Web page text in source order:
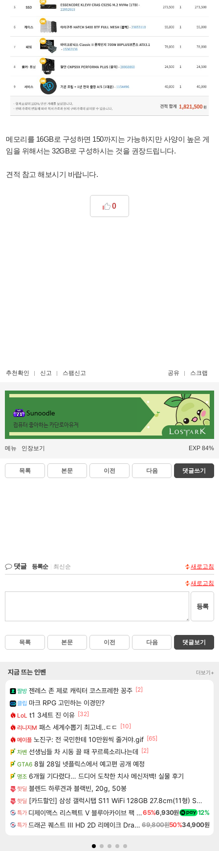
메모리를 16GB로 구성하면 150까지는 가능하지만 사양이 높은 게
임을 위해서는 32GB로 구성하시는 것을 권장드립니다.
견적 참고 해보시기 바랍니다.
0
추천확인 신고 스팸신고 공유 스크랩
Sunoodle
컴퓨터 좋아하는 카단로아유저
메뉴 인장보기 EXP 84%
목록 본문 이전 다음 댓글쓰기
댓글 등록순 최신순 새로고침
새로고침
등록
목록 본문 이전 다음 댓글보기
지금 뜨는 인벤 더보기+
짤방 젠레스 존 제로 캐릭터 코스프레한 꽁주 [2]
클립 마크 RPG 고민하는 이경민?
LoL t1 3세트 진 이유 [32]
리니지M 패스 세계수뽑기 최고네..ㄷㄷ
[10]
메이플 노진구: 전 국민한테 10만원씩 줄거야.gif [65]
차벤 선생님들 차 시동 끌 때 꾸르륵소리나는데 [2]
GTA6 8월 28일 넷플릭스에서 예고편 공개 예정
명조 6개월 기다렸다… 드디어 도착한 치사 메신저백! 실물 후기
핫딜 블렌드 하루견과 블랙빈, 20g, 50봉
핫딜 [카드할인] 삼성 갤럭시탭 S11 WiFi 128GB 27.8cm(11형) S펜포함 태블릿PC
특가 디제이맥스 리스펙트 V 블루아카이브 팩 DJMAX RESPECT V Blue Archive Pack DLC65%6,930원 12%
특가 드래곤 퀘스트 III HD 2D 리메이크 Dragon Quest III HD 2D Remake 69,800원50%34,900원